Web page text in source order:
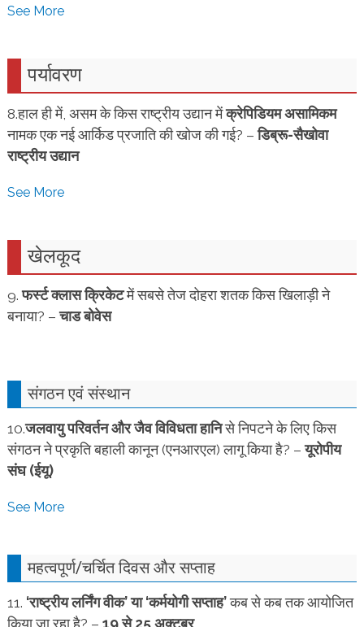
See More
पर्यावरण
8.हाल ही में, असम के किस राष्ट्रीय उद्यान मेंक्रेपिडियम असामिकम
नामक एक नई आर्किड प्रजाति की खोज की गई? –डिब्रू-सैखोवा
राष्ट्रीय उद्यान
See More
खेलकूद
9.फर्स्ट क्लास क्रिकेटमें सबसे तेज दोहरा शतक किस खिलाड़ी ने
बनाया? –चाड बोवेस
संगठन एवं संस्थान
10.जलवायु परिवर्तन और जैव विविधता हानिसे निपटने के लिए किस
संगठन ने प्रकृति बहाली कानून (एनआरएल) लागू किया है? –यूरोपीय
संघ (ईयू)
See More
महत्वपूर्ण/चर्चित दिवस और सप्ताह
11. ‘राष्ट्रीय लर्निंग वीक’ या ‘कर्मयोगी सप्ताह’कब से कब तक आयोजित
किया जा रहा है? – 19 से 25 अक्टूबर